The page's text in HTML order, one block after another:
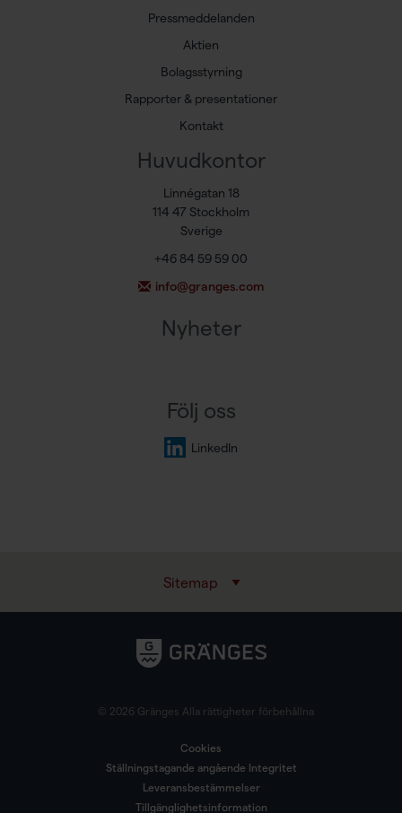
Pressmeddelanden
Aktien
Bolagsstyrning
Rapporter & presentationer
Kontakt
Huvudkontor
Linnégatan 18
114 47 Stockholm
Sverige
+46 84 59 59 00
info@granges.com
Nyheter
Följ oss
LinkedIn
Sitemap
© 2026 Gränges Alla rättigheter förbehållna
Cookies
Ställningstagande angående Integritet
Leveransbestämmelser
Tillgänglighetsinformation